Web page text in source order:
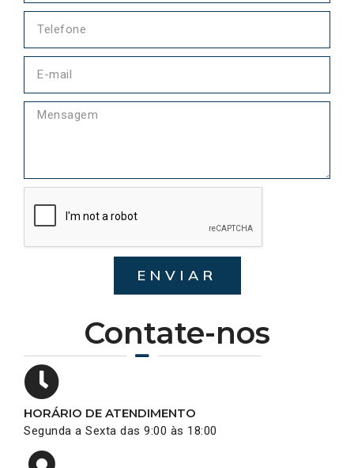
Contate-nos
HORÁRIO DE ATENDIMENTO
Segunda a Sexta das 9:00 às 18:00
ENVIAR